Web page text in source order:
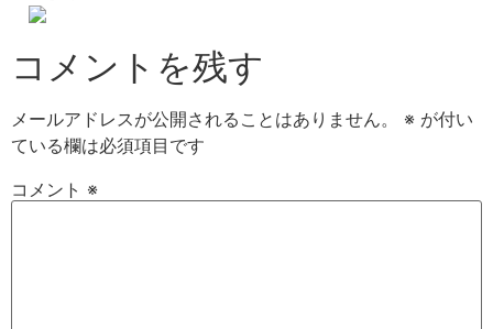
コメントを残す
メールアドレスが公開されることはありません。 ※ が付い
ている欄は必須項目です
コメント ※